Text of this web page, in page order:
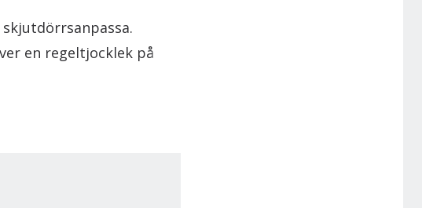
en regeltjocklek på